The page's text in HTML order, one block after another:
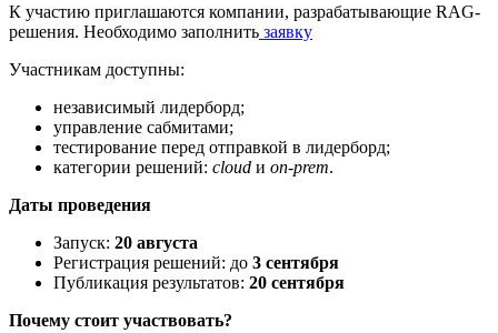
К участию приглашаются компании, разрабатывающие RAG-
решения. Необходимо заполнить заявку
Участникам доступны:
независимый лидерборд;
управление сабмитами;
тестирование перед отправкой в лидерборд;
категории решений: cloud и on-prem.
Даты проведения
Запуск: 20 августа
Регистрация решений: до 3 сентября
Публикация результатов: 20 сентября
Почему стоит участвовать?